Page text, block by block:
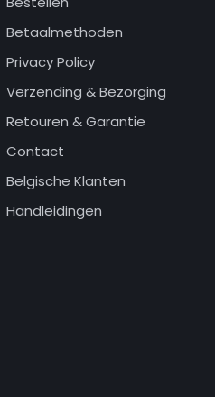
Betaalmethoden
Privacy Policy
Verzending & Bezorging
Retouren & Garantie
Contact
Belgische Klanten
Handleidingen